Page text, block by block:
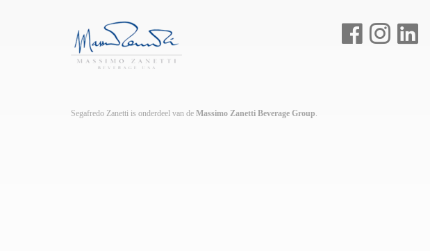
Segafredo Zanetti is onderdeel van de Massimo Zanetti Beverage Group.